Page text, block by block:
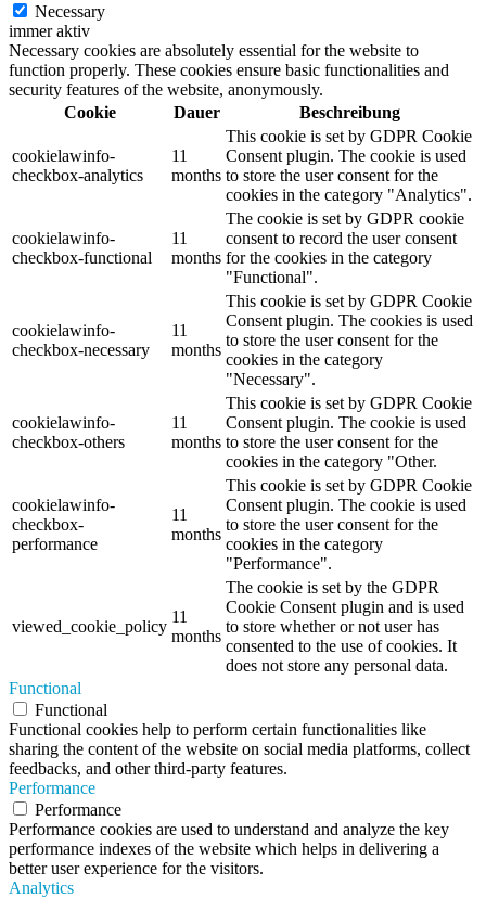
Necessary
immer aktiv
Necessary cookies are absolutely essential for the website to
function properly. These cookies ensure basic functionalities and
security features of the website, anonymously.
Cookie
Dauer Beschreibung
cookielawinfo-
checkbox-analytics
11
months
This cookie is set by GDPR Cookie
Consent plugin. The cookie is used
to store the user consent for the
cookies in the category "Analytics".
cookielawinfo-
checkbox-functional
11
months
The cookie is set by GDPR cookie
consent to record the user consent
for the cookies in the category
"Functional".
cookielawinfo-
checkbox-necessary
11
months
This cookie is set by GDPR Cookie
Consent plugin. The cookies is used
to store the user consent for the
cookies in the category
"Necessary".
cookielawinfo-
checkbox-others
11
months
This cookie is set by GDPR Cookie
Consent plugin. The cookie is used
to store the user consent for the
cookies in the category "Other.
cookielawinfo-
checkbox-
performance
11
months
This cookie is set by GDPR Cookie
Consent plugin. The cookie is used
to store the user consent for the
cookies in the category
"Performance".
viewed_cookie_policy
11
months
The cookie is set by the GDPR
Cookie Consent plugin and is used
to store whether or not user has
consented to the use of cookies. It
does not store any personal data.
Functional
Functional
Functional cookies help to perform certain functionalities like
sharing the content of the website on social media platforms, collect
feedbacks, and other third-party features.
Performance
Performance
Performance cookies are used to understand and analyze the key
performance indexes of the website which helps in delivering a
better user experience for the visitors.
Analytics